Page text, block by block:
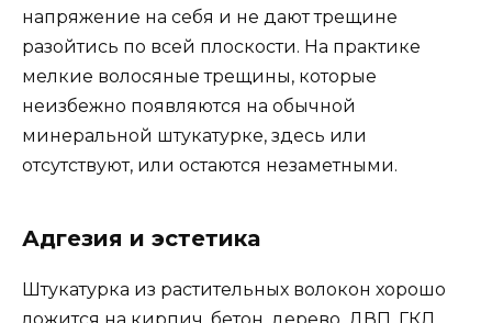
напряжение на себя и не дают трещине
разойтись по всей плоскости. На практике
мелкие волосяные трещины, которые
неизбежно появляются на обычной
минеральной штукатурке, здесь или
отсутствуют, или остаются незаметными.
Адгезия и эстетика
Штукатурка из растительных волокон хорошо